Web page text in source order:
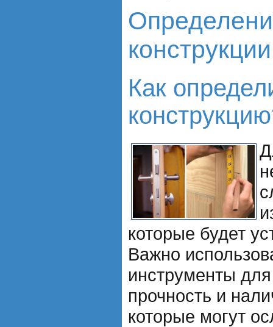
конструкции
Как
которые будет
Важно
инструменты
прочность и
которые могут